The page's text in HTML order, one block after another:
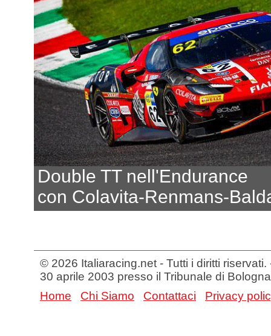
Double TT nell'Endurance
con Colavita-Renmans-
© 2026 Italiaracing.net - Tutti i diritti
30 aprile 2003 presso il Tribunale di Bologna
Home
Chi Siamo Contattaci Privacy